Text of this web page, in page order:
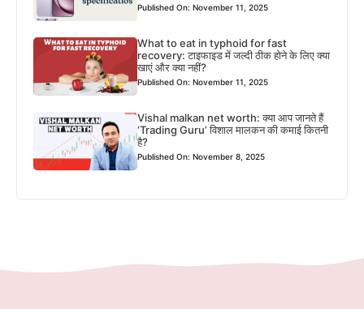
Published On: November 11, 2025
What to eat in typhoid for fast
recovery: टाइफाइड में जल्दी ठीक होने के लिए क्या
खाएं और क्या नहीं?
Published On: November 11, 2025
Vishal malkan net worth: क्या आप जानते हैं
‘Trading Guru’ विशाल मालकन की कमाई कितनी
है?
Published On: November 8, 2025